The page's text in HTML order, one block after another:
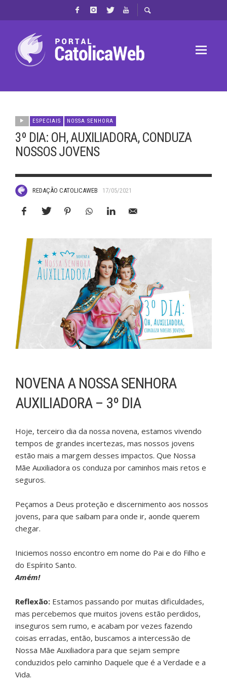
ESPECIAIS NOSSA SENHORA
3º DIA: OH, AUXILIADORA, CONDUZA
NOSSOS JOVENS
REDAÇÃO CATOLICAWEB 17/05/2021
NOVENA A NOSSA SENHORA
AUXILIADORA – 3º DIA
Hoje, terceiro dia da nossa novena, estamos vivendo
tempos de grandes incertezas, mas nossos jovens
estão mais a margem desses impactos. Que Nossa
Mãe Auxiliadora os conduza por caminhos mais retos e
seguros.
Peçamos a Deus proteção e discernimento aos nossos
jovens, para que saibam para onde ir, aonde querem
chegar.
Iniciemos nosso encontro em nome do Pai e do Filho e
do Espírito Santo.
Amém!
Reflexão: Estamos passando por muitas dificuldades,
mas percebemos que muitos jovens estão perdidos,
inseguros sem rumo, e acabam por vezes fazendo
coisas erradas, então, buscamos a intercessão de
Nossa Mãe Auxiliadora para que sejam sempre
conduzidos pelo caminho Daquele que é a Verdade e a
Vida.